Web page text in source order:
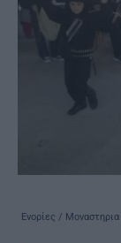
Ενορίες /